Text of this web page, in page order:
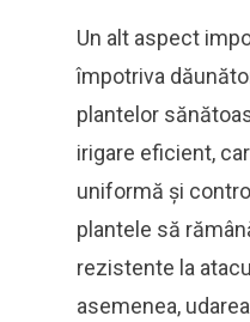
Un alt aspect
împotriva
plantelor
irigare eficient,
uniformă și
plantele să
rezistente la
asemenea,